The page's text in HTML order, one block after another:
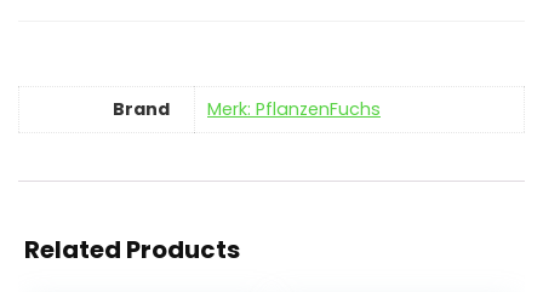
Brand Merk: PflanzenFuchs
Related Products